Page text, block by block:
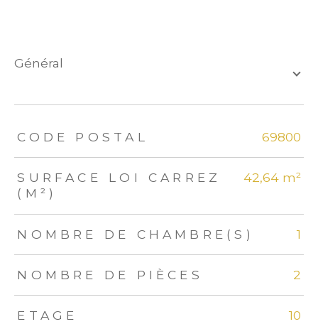
général
TRAD_ZEPHYR_Caracteristique TRAD_ZEPHYR_Valeurs
CODE POSTAL 69800
SURFACE LOI CARREZ
(M²)
42,64 m²
NOMBRE DE CHAMBRE(S) 1
NOMBRE DE PIÈCES 2
ETAGE 10